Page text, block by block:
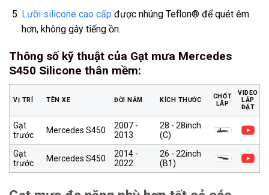
Lưỡi silicone cao cấp được nhúng Teflon® để quét êm
hơn, không gây tiếng ồn.
Thông số kỹ thuật của Gạt mưa Mercedes
S450 Silicone thân mềm:
VỊ TRÍ TÊN XE ĐỜI NĂM KÍCH THƯỚC
CHỐT
LẮP
VIDEO
LẮP
ĐẶT
Gạt
trước
Mercedes S450
2007 -
2013
28 - 28inch
(C)
Gạt
trước
Mercedes S450
2014 -
2022
26 - 22inch
(B1)